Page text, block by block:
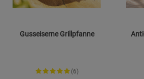
Gusseiserne Grillpfanne
(6)